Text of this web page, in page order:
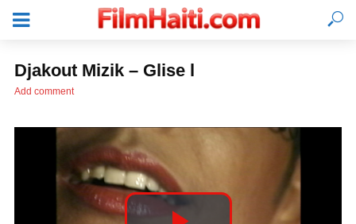
Djakout Mizik – Glise l
Add comment